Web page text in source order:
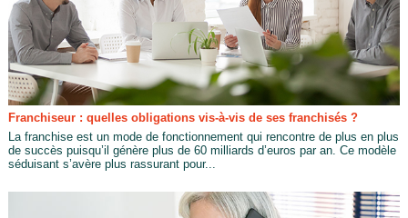
Franchiseur : quelles obligations vis-à-vis de ses franchisés ?
La franchise est un mode de fonctionnement qui rencontre de plus en plus
de succès puisqu’il génère plus de 60 milliards d’euros par an. Ce modèle
séduisant s’avère plus rassurant pour...